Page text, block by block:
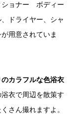
ショナー ボディー
ドライヤー、シャ
用意されていま
カラフルな色浴衣
衣で周辺を散策す
さん撮れますよ。